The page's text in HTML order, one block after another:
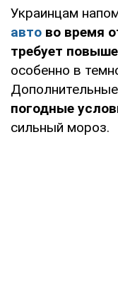
Украинцам
авто во время
требует
особенно в
погодные
сильный мороз.